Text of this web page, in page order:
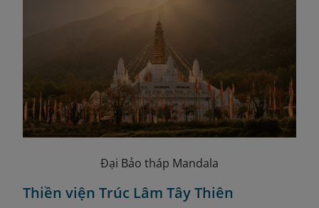
Đại Bảo tháp Mandala
Thiền viện Trúc Lâm Tây Thiên